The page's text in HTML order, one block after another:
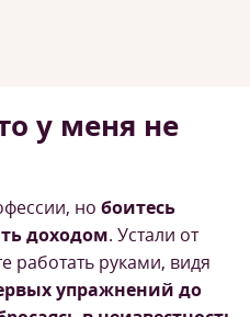
у меня не
но боитесь
доходом. Устали от
работать руками, видя
упражнений до